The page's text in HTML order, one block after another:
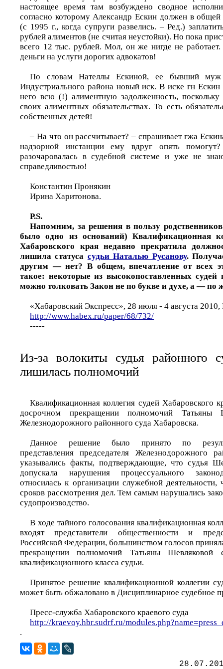
настоящее время там возбуждено сводное
согласно которому Александр Ескин должен в
(с 1995 г., когда супруги развелись. – Ред.)
рублей алиментов (не считая неустойки). Но пока
всего 12 тыс. рублей. Мол, он же нигде не работает.
деньги на услуги дорогих адвокатов!
По словам Нателлы Ескиной, ее бывший
Индустриального района новый иск. В иске г­н
него всю (!) алиментную задолженность,
своих алиментных обязательствах. То есть
собственных детей!
– На что он рассчитывает? – спрашивает г­жа
надзорной инстанции ему вдруг опять
разочаровалась в судебной системе и уже не
справедливостью!
Константин Пронякин
Ирина Харитонова.
P.S.
Напомним, за решения в пользу
было одно из оснований) Квалификационная
Хабаровского края недавно прекратила
лишила статуса судьи Наталью Русанову.
другим — нет? В общем, впечатление от всех
такое: некоторые из высокопоставленных судей
можно толковать Закон не по букве и духе, а — по
«Хабаровский Экспресс», 28 июля - 4 августа
http://www.habex.ru/paper/68/732/
-----
Из-за волокиты судья районного
лишилась полномочий
Квалификационная коллегия судей Хабаровского
досрочном прекращении полномочий Татьяны
Железнодорожного районного суда Хабаровска.
Данное решение было принято по
представления председателя Железнодорожного
указывались факты, подтверждающие, что судья
допускала нарушения процессуального
относилась к организации служебной деятельности,
сроков рассмотрения дел. Тем самым нарушались
судопроизводство.
В ходе тайного голосования квалификационная
входят представители общественности и
Российской Федерации, большинством голосов
прекращении полномочий Татьяны
квалификационного класса судьи.
Принятое решение квалификационной коллегии
может быть обжаловано в Дисциплинарное судебное
Пресс-служба Хабаровского краевого суда
http://kraevoy.hbr.sudrf.ru/
.